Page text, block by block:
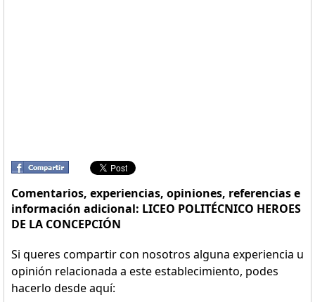
Comentarios, experiencias, opiniones, referencias e
información adicional: LICEO POLITÉCNICO HEROES
DE LA CONCEPCIÓN
Si queres compartir con nosotros alguna experiencia u
opinión relacionada a este establecimiento, podes
hacerlo desde aquí: